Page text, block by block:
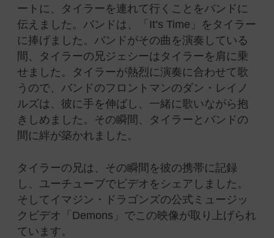
ートに、タイラーを連れて行くことをバンドに
伝えました。バンドは、「It’s Time」をタイラー
に捧げました。バンドがその曲を演奏している
間、タイラーの兄ジェシーはタイラーを肩に乗
せました。タイラーが熱烈に演奏に合わせて歌
うので、バンドのフロントマンのダン・レイノ
ルズは、彼に手を伸ばし、一緒に歌いながら抱
きしめました。その瞬間、タイラーとバンドの
間に絆が築かれました。
タイラーの兄は、その瞬間を彼の携帯に記録
し、ユーチューブでビデオをシェアしました。
そしてイマジン・ドラゴンズの公式ミュージッ
クビデオ「Demons」でこの映像が取り上げられ
ています。